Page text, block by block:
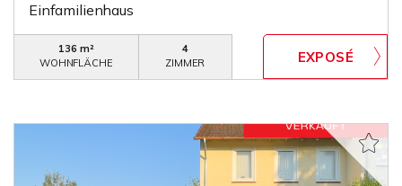
Einfamilienhaus
136 m²
WOHNFLÄCHE
4
ZIMMER